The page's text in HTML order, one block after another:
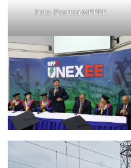
Foto: Prensa MPPEE